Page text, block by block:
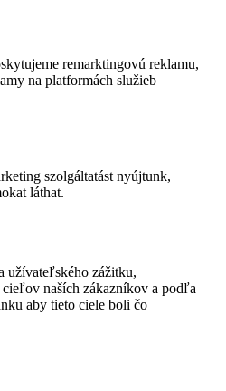
remarktingovú reklamu,
na platformách služieb
szolgáltatást nyújtunk,
láthat.
užívateľského zážitku,
cieľov naších zákazníkov a podľa
aby tieto ciele boli čo